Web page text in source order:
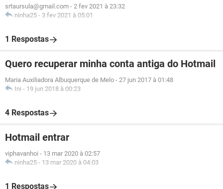
srtaursula@gmail.com - 2 fev 2021 à 23:32
ninha25 - 3 fev 2021 à 05:01
1 Respostas
Quero recuperar minha conta antiga do Hotmail
Maria Auxiliadora Albuquerque de Melo - 27 jun 2017 à 01:48
Ini - 19 jun 2018 à 00:23
4 Respostas
Hotmail entrar
viphavanhoi - 13 mar 2020 à 02:57
ninha25 - 13 mar 2020 à 04:03
1 Respostas